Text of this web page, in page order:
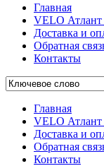
Главная
VELO Атлант
Доставка и
Обратная
Контакты
Главная
VELO Атлант
Доставка и
Обратная
Контакты